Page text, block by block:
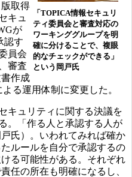
「TOPICA情報セキュリ
ティ委員会と審査対応の
ワーキンググループを明
確に分けることで、複眼
的なチェックができる」
という岡戸氏
取得
キュ
が
認す
員会
審査
作成
る運用体制に変更した。
キュリティに関する決議を
。「作る人と承認する人が
氏）。いわれてみれば確か
ルールを自分で承認するの
る可能性がある。それぞれ
任の所在も明確になるし、